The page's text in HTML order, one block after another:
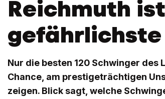
Reichmuth
Nur die besten 120 Schwinger des
Chance, am prestigeträchtigen
zeigen. Blick sagt, welche